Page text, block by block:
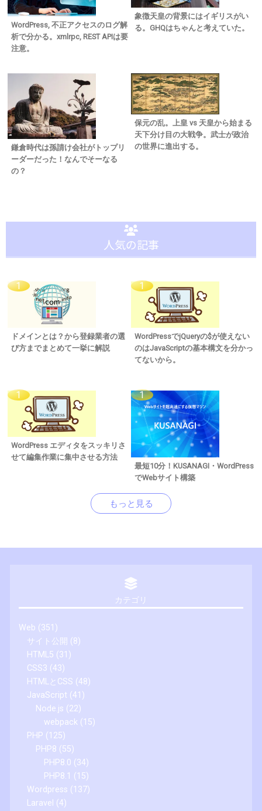
WordPress, 不正アクセスのログ解
析で分かる。xmlrpc, REST APIは要
注意。
象徴天皇の背景にはイギリスがい
る。GHQはちゃんと考えていた。
鎌倉時代は孫請け会社がトップリ
ーダーだった！なんでそーなる
の？
保元の乱。上皇 vs 天皇から始まる
天下分け目の大戦争。武士が政治
の世界に進出する。
人気の記事
ドメインとは？から登録業者の選
び方までまとめて一挙に解説
WordPressでjQueryの$が使えない
のはJavaScriptの基本構文を分かっ
てないから。
WordPress エディタをスッキリさ
せて編集作業に集中させる方法
最短10分！KUSANAGI・WordPress
でWebサイト構築
もっと見る
カテゴリ
Web (351)
サイト公開 (8)
HTML5 (31)
CSS3 (43)
HTMLとCSS (48)
JavaScript (41)
Node.js (22)
webpack (15)
PHP (125)
PHP8 (55)
PHP8.0 (34)
PHP8.1 (15)
Wordpress (137)
Laravel (4)